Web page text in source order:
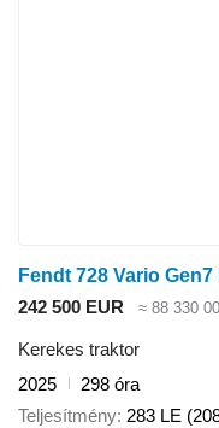
Fendt 728 Vario
242 500 EUR
≈ 88 330
Kerekes traktor
2025
298 óra
Teljesítmény 283 LE